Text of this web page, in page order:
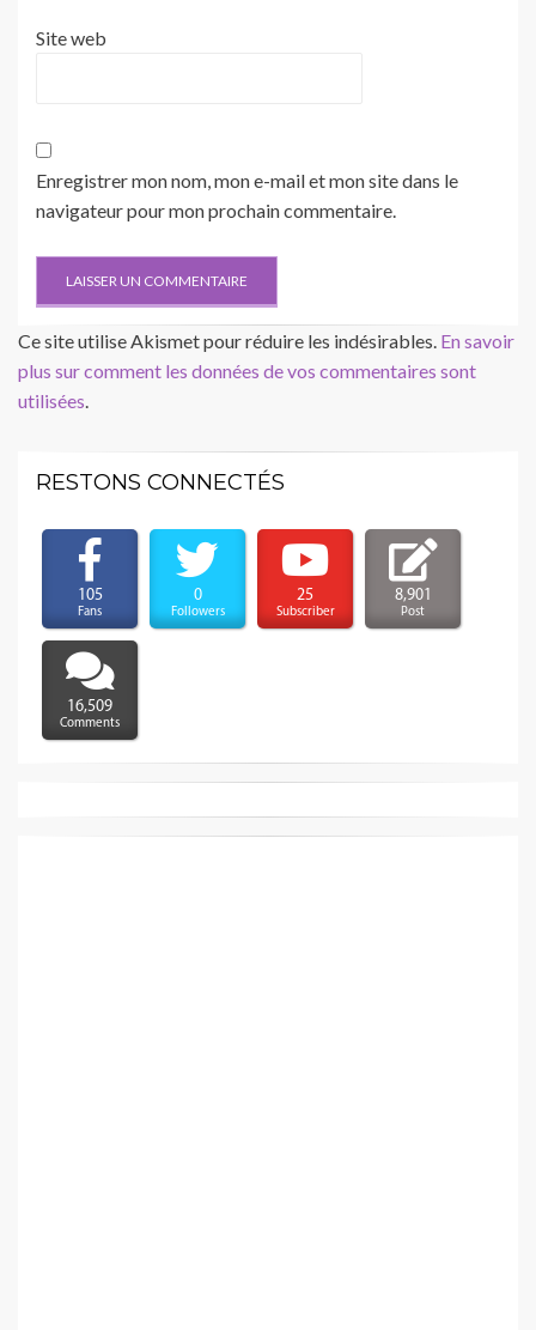
Site web
Enregistrer mon nom, mon e-mail et mon site dans le
navigateur pour mon prochain commentaire.
Ce site utilise Akismet pour réduire les indésirables. En savoir
plus sur comment les données de vos commentaires sont
utilisées.
RESTONS CONNECTÉS
105
Fans
0
Followers
25
Subscriber
8,901
Post
16,509
Comments